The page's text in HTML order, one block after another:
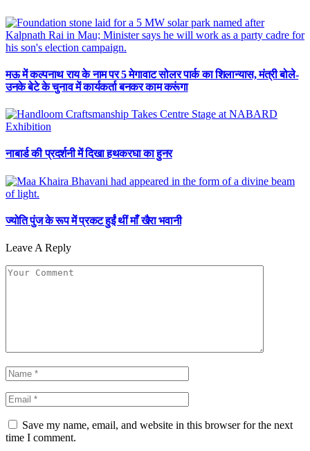
मऊ में कल्पनाथ राय के नाम पर 5 मेगावाट सोलर पार्क का शिलान्यास, मंत्री बोले-
उनके बेटे के चुनाव में कार्यकर्ता बनकर काम करूंगा
नाबार्ड की प्रदर्शनी में दिखा हथकरघा का हुनर
ज्योति पुंज के रूप में प्रकट हुईं थीं माँ खैरा भवानी
Leave A Reply
Save my name, email, and website in this browser for the next
time I comment.